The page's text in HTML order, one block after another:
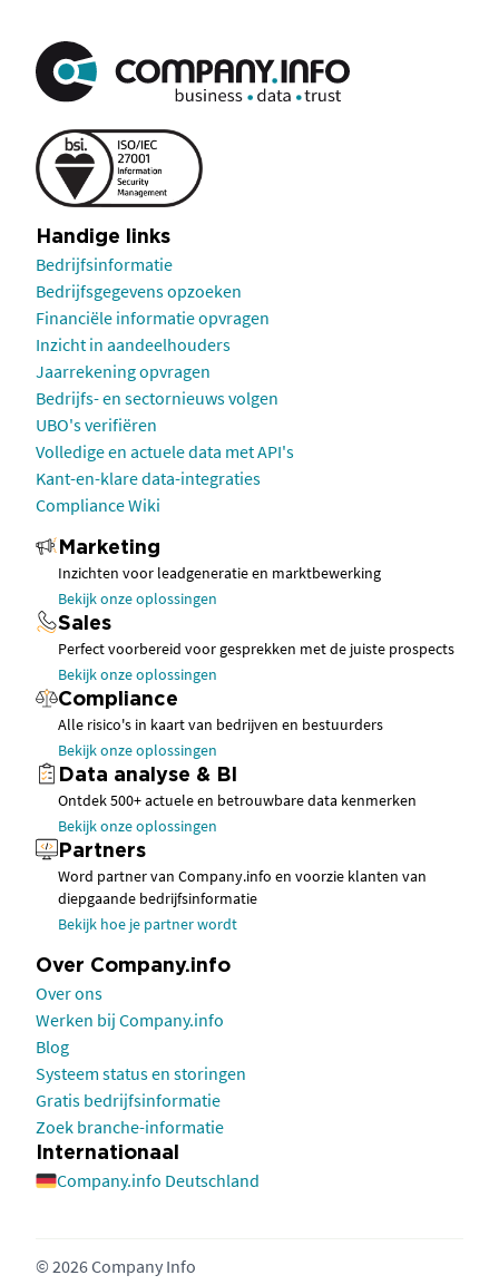
Handige links
Bedrijfsinformatie
Bedrijfsgegevens opzoeken
Financiële informatie opvragen
Inzicht in aandeelhouders
Jaarrekening opvragen
Bedrijfs- en sectornieuws volgen
UBO's verifiëren
Volledige en actuele data met API's
Kant-en-klare data-integraties
Compliance Wiki
Marketing
Inzichten voor leadgeneratie en marktbewerking
Bekijk onze oplossingen
Sales
Perfect voorbereid voor gesprekken met de juiste prospects
Bekijk onze oplossingen
Compliance
Alle risico's in kaart van bedrijven en bestuurders
Bekijk onze oplossingen
Data analyse & BI
Ontdek 500+ actuele en betrouwbare data kenmerken
Bekijk onze oplossingen
Partners
Word partner van Company.info en voorzie klanten van
diepgaande bedrijfsinformatie
Bekijk hoe je partner wordt
Over Company.info
Over ons
Werken bij Company.info
Blog
Systeem status en storingen
Gratis bedrijfsinformatie
Zoek branche-informatie
Internationaal
Company.info Deutschland
© 2026 Company Info